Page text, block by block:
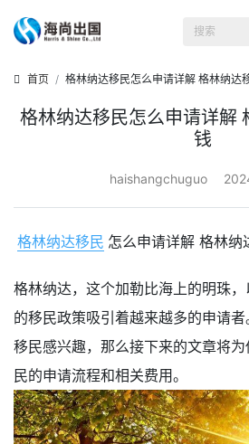
首页 格林纳达移民怎么申请详解 格林纳达
格林纳达移民怎么申请详解
钱
haishangchuguo
格林纳达移民 怎么申请详解 格林纳
格林纳达，这个加勒比海上的明珠
的移民政策吸引着越来越多的申请
移民感兴趣，那么接下来的文章将
民的申请流程和相关费用。